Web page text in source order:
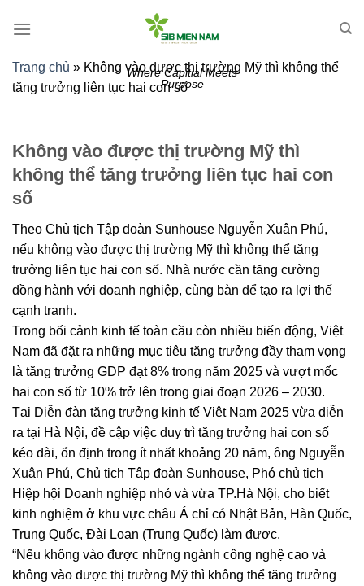
Where Capitial Meets
Purpose
Trang chủ » Không vào được thị trường Mỹ thì không thể
tăng trưởng liên tục hai con số
Không vào được thị trường Mỹ thì
không thể tăng trưởng liên tục hai con
số
Theo Chủ tịch Tập đoàn Sunhouse Nguyễn Xuân Phú,
nếu không vào được thị trường Mỹ thì không thể tăng
trưởng liên tục hai con số. Nhà nước cần tăng cường
đồng hành với doanh nghiệp, cùng bàn để tạo ra lợi thế
cạnh tranh.
Trong bối cảnh kinh tế toàn cầu còn nhiều biến động, Việt
Nam đã đặt ra những mục tiêu tăng trưởng đầy tham vọng
là tăng trưởng GDP đạt 8% trong năm 2025 và vượt mốc
hai con số từ 10% trở lên trong giai đoạn 2026 – 2030.
Tại Diễn đàn tăng trưởng kinh tế Việt Nam 2025 vừa diễn
ra tại Hà Nội, đề cập việc duy trì tăng trưởng hai con số
kéo dài, ổn định trong ít nhất khoảng 20 năm, ông Nguyễn
Xuân Phú, Chủ tịch Tập đoàn Sunhouse, Phó chủ tịch
Hiệp hội Doanh nghiệp nhỏ và vừa TP.Hà Nội, cho biết
kinh nghiệm ở khu vực châu Á chỉ có Nhật Bản, Hàn Quốc,
Trung Quốc, Đài Loan (Trung Quốc) làm được.
“Nếu không vào được những ngành công nghệ cao và
không vào được thị trường Mỹ thì không thể tăng trưởng